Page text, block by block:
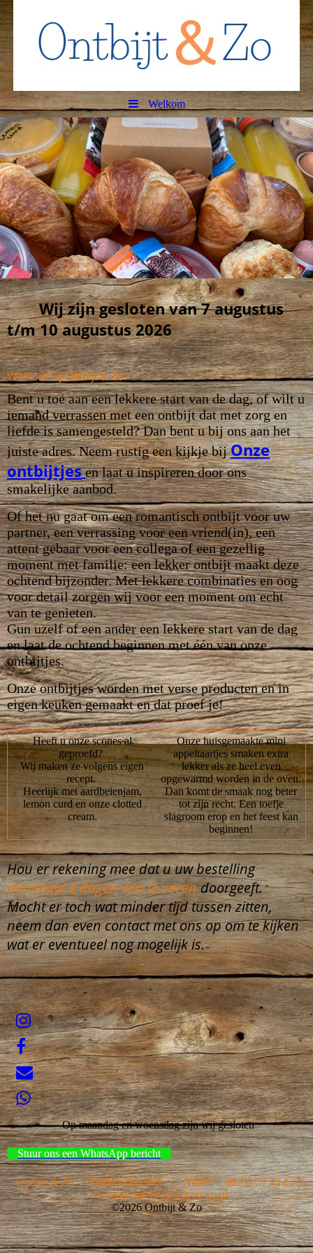
Welkom
Wij zijn gesloten van 7 augustus
t/m 10 augustus 2026
Welkom bij Ontbijt & Zo
Bent u toe aan een lekkere start van de dag, of wilt u
iemand verrassen met een ontbijt dat met zorg en
liefde is samengesteld? Dan bent u bij ons aan het
juiste adres. Neem rustig een kijkje bijOnze
ontbijtjes en laat u inspireren door ons
smakelijke aanbod.
Of het nu gaat om een romantisch ontbijt voor uw
partner, een verrassing voor een vriend(in), een
attent gebaar voor een collega of een gezellig
moment met familie: een lekker ontbijt maakt deze
ochtend bijzonder. Met lekkere combinaties en oog
voor detail zorgen wij voor een moment om echt
van te genieten.
Gun uzelf of een ander een lekkere start van de dag
en laat de ochtend beginnen met één van onze
ontbijtjes.
Onze ontbijtjes worden met verse producten en in
eigen keuken gemaakt en dat proef je!
Heeft u onze scones al
geproefd?
Wij maken ze volgens eigen
recept.
Heerlijk met aardbeienjam,
lemon curd en onze clotted
cream.
Onze huisgemaakte mini
appeltaartjes smaken extra
lekker als ze heel even
opgewarmd worden in de oven.
Dan komt de smaak nog beter
tot zijn recht. Een toefje
slagroom erop en het feest kan
beginnen!
Hou er rekening mee dat u uw bestelling
minimaal 2 dagen van te vorendoorgeeft.
Mocht er toch wat minder tijd tussen zitten,
neem dan even contact met ons op om te kijken
wat er eventueel nog mogelijk is.
Op maandag en woensdag zijn wij gesloten
Stuur ons een WhatsApp bericht
Ontbijt & Zo - Rolderstraat58A- Assen - tel: 06-27 42 1206
- E-mail:info@ontbijt-en-zo.nl
©2026 Ontbijt & Zo